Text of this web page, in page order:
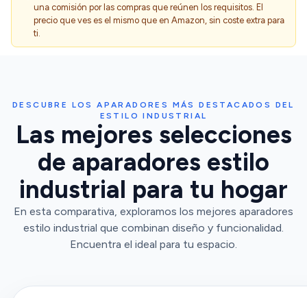
una comisión por las compras que reúnen los requisitos. El
precio que ves es el mismo que en Amazon, sin coste extra para
ti.
DESCUBRE LOS APARADORES MÁS DESTACADOS DEL
ESTILO INDUSTRIAL
Las mejores selecciones
de aparadores estilo
industrial para tu hogar
En esta comparativa, exploramos los mejores aparadores
estilo industrial que combinan diseño y funcionalidad.
Encuentra el ideal para tu espacio.